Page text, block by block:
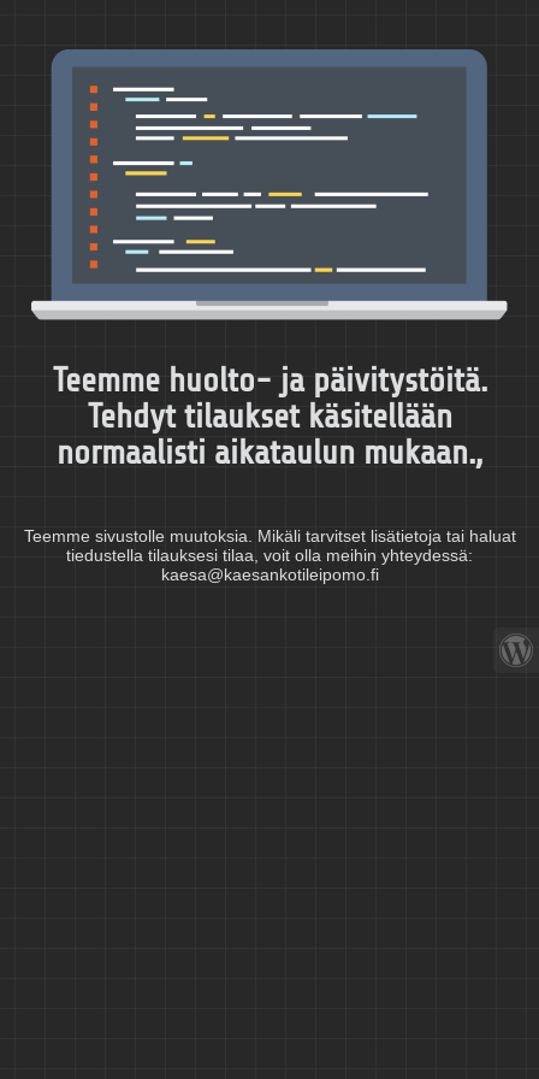
Teemme huolto- ja päivitystöitä.
Tehdyt tilaukset käsitellään
normaalisti aikataulun mukaan.,
Teemme sivustolle muutoksia. Mikäli tarvitset lisätietoja tai haluat
tiedustella tilauksesi tilaa, voit olla meihin yhteydessä:
kaesa@kaesankotileipomo.fi